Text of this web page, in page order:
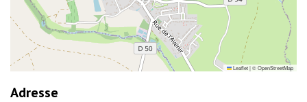
Leaflet|©OpenStreetMap
Adresse